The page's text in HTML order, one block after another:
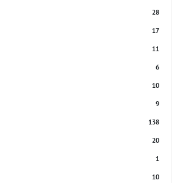
28
17
11
6
10
9
138
20
1
10